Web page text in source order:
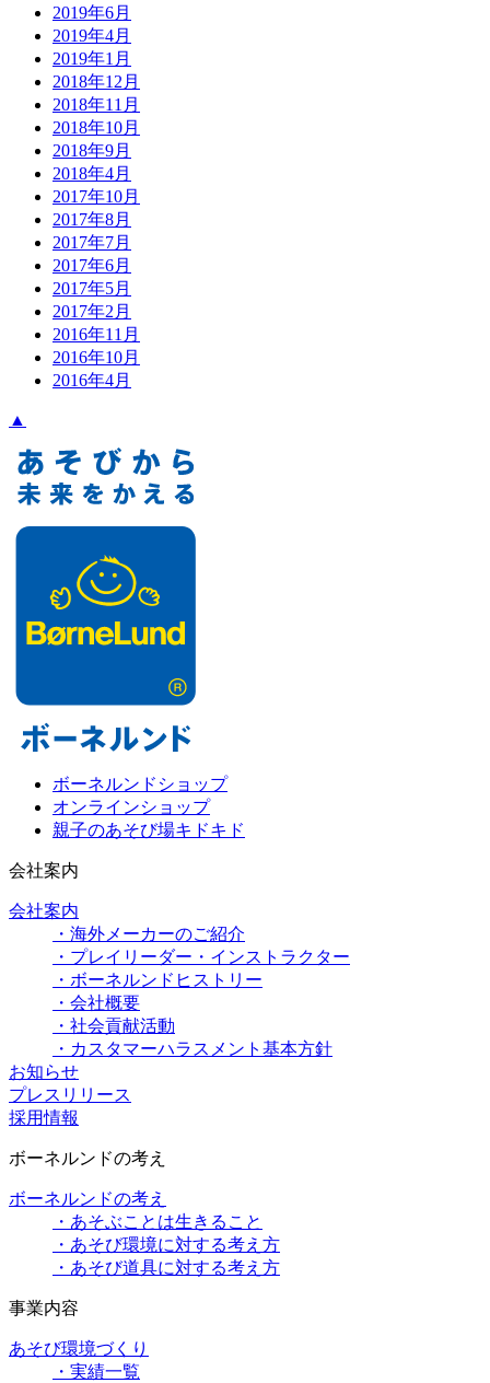
2019年6月
2019年4月
2019年1月
2018年12月
2018年11月
2018年10月
2018年9月
2018年4月
2017年10月
2017年8月
2017年7月
2017年6月
2017年5月
2017年2月
2016年11月
2016年10月
2016年4月
▲
ボーネルンドショップ
オンラインショップ
親子のあそび場キドキド
会社案内
会社案内
・海外メーカーのご紹介
・プレイリーダー・インストラクター
・ボーネルンドヒストリー
・会社概要
・社会貢献活動
・カスタマーハラスメント基本方針
お知らせ
プレスリリース
採用情報
ボーネルンドの考え
ボーネルンドの考え
・あそぶことは生きること
・あそび環境に対する考え方
・あそび道具に対する考え方
事業内容
あそび環境づくり
・実績一覧